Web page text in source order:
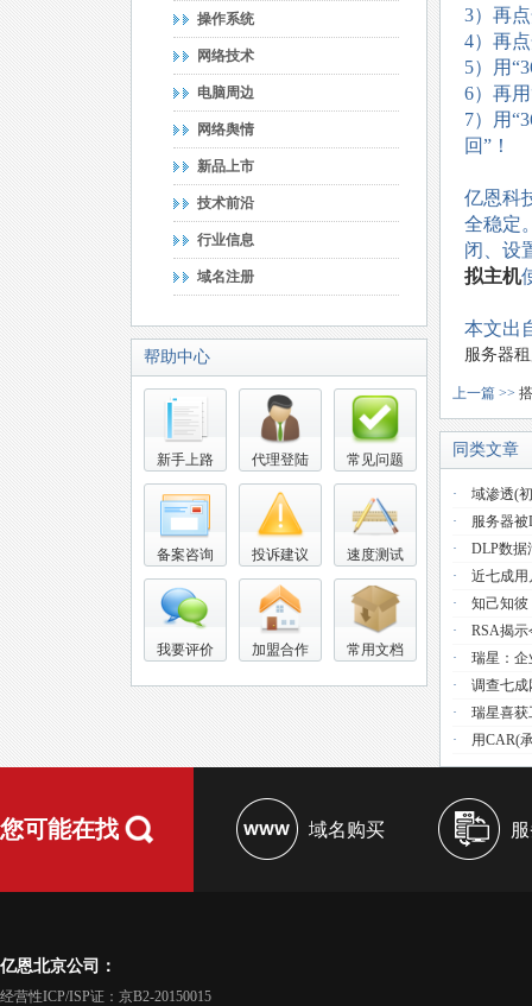
操作系统
网络技术
电脑周边
网络舆情
新品上市
技术前沿
行业信息
域名注册
帮助中心
新手上路 代理登陆 常见问题
备案咨询 投诉建议 速度测试
我要评价 加盟合作 常用文档
3）再
4）再
5）用
6）再
7）用
回”！
亿恩科
全稳定
闭、设
拟主机
本文出
服务器
上一篇 >>
同类文章
· 域渗透(
· 服务器
· DLP数据
· 近七成用
· 知己知彼
· RSA揭
· 瑞星：企
· 调查七成
· 瑞星喜获
· 用CAR(
您可能在找 域名购买
亿恩北京公司：
经营性ICP/ISP证：京B2-20150015